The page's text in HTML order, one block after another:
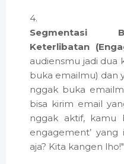
Segmentasi
Keterlibatan
audiensmu jadi dua
buka emailmu) dan
nggak buka
bisa kirim email
nggak aktif, kamu
engagement’
aja? Kita kangen lho!"